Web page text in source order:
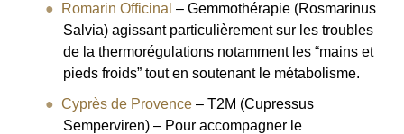
Romarin Officinal – Gemmothérapie (Rosmarinus
Salvia) agissant particulièrement sur les troubles
de la thermorégulations notamment les “mains et
pieds froids” tout en soutenant le métabolisme.
Cyprès de Provence – T2M (Cupressus
Semperviren) – Pour accompagner le